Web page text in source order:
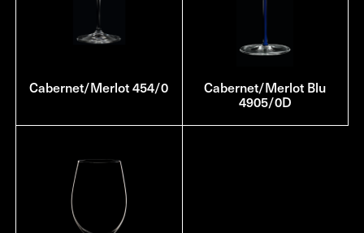
Cabernet/Merlot 454/0
Cabernet/Merlot Blu
4905/0D